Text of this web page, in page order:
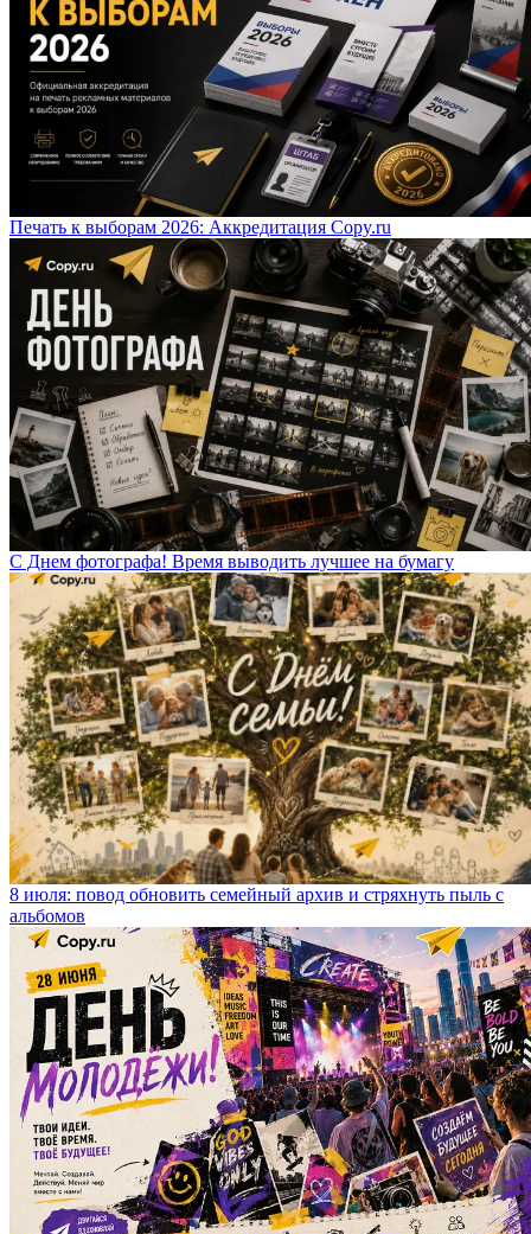
Печать к выборам 2026: Аккредитация Copy.ru
С Днем фотографа! Время выводить лучшее на бумагу
8 июля: повод обновить семейный архив и стряхнуть пыль с
альбомов